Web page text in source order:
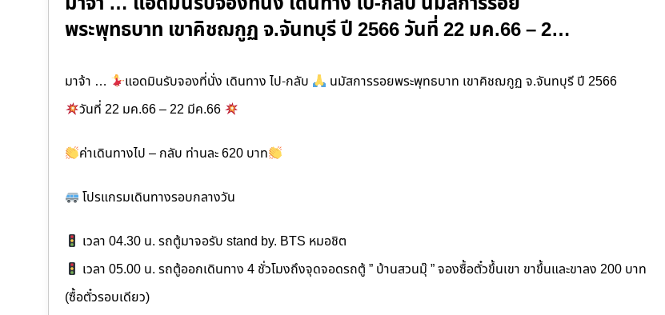
พระพุทธบาท เขาคิชฌกูฏ จ.จันทบุรี ปี 2566 วันที่ 22 มค.66 – 2…
มาจ้า … แอดมินรับจองที่นั่ง เดินทาง ไป-กลับ
นมัสการรอยพระพุทธบาท เขาคิชฌกูฏ จ.จันทบุรี ปี 2566
วันที่ 22 มค.66 – 22 มีค.66
ค่าเดินทางไป – กลับ ท่านละ 620 บาท
โปรแกรมเดินทางรอบกลางวัน
เวลา 04.30 น. รถตู้มาจอรับ stand by. BTS หมอชิต
เวลา 05.00 น. รถตู้ออกเดินทาง 4 ชั่วโมงถึงจุดจอดรถตู้ ” บ้านสวนมุ๊ ” จองซื้อตั๋วขึ้นเขา ขาขึ้นและขาลง 200 บาท
(ซื้อตั๋วรอบเดียว)